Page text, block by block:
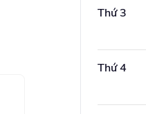
Thứ 3
Thứ 4